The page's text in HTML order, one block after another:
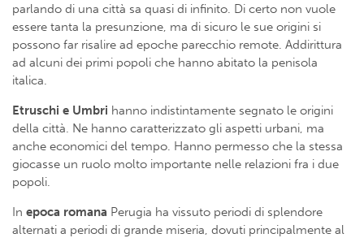
parlando di una città sa quasi di infinito. Di certo non vuole
essere tanta la presunzione, ma di sicuro le sue origini si
possono far risalire ad epoche parecchio remote. Addirittura
ad alcuni dei primi popoli che hanno abitato la penisola
italica.
Etruschi e Umbri hanno indistintamente segnato le origini
della città. Ne hanno caratterizzato gli aspetti urbani, ma
anche economici del tempo. Hanno permesso che la stessa
giocasse un ruolo molto importante nelle relazioni fra i due
popoli.
In epoca romana Perugia ha vissuto periodi di splendore
alternati a periodi di grande miseria, dovuti principalmente al